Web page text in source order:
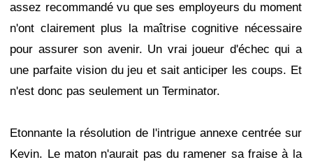
assez recommandé vu que ses employeurs du moment
n'ont clairement plus la maîtrise cognitive nécessaire
pour assurer son avenir. Un vrai joueur d'échec qui a
une parfaite vision du jeu et sait anticiper les coups. Et
n'est donc pas seulement un Terminator.
Etonnante la résolution de l'intrigue annexe centrée sur
Kevin. Le maton n'aurait pas du ramener sa fraise à la